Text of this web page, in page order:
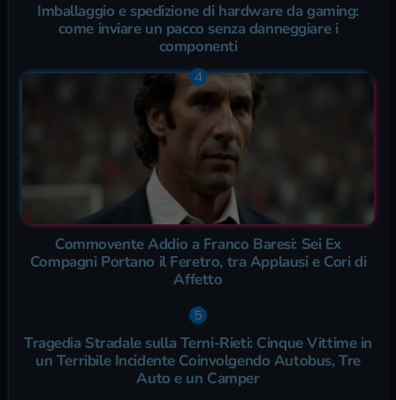
Imballaggio e spedizione di hardware da gaming:
come inviare un pacco senza danneggiare i
componenti
Commovente Addio a Franco Baresi: Sei Ex
Compagni Portano il Feretro, tra Applausi e Cori di
Affetto
Tragedia Stradale sulla Terni-Rieti: Cinque Vittime in
un Terribile Incidente Coinvolgendo Autobus, Tre
Auto e un Camper